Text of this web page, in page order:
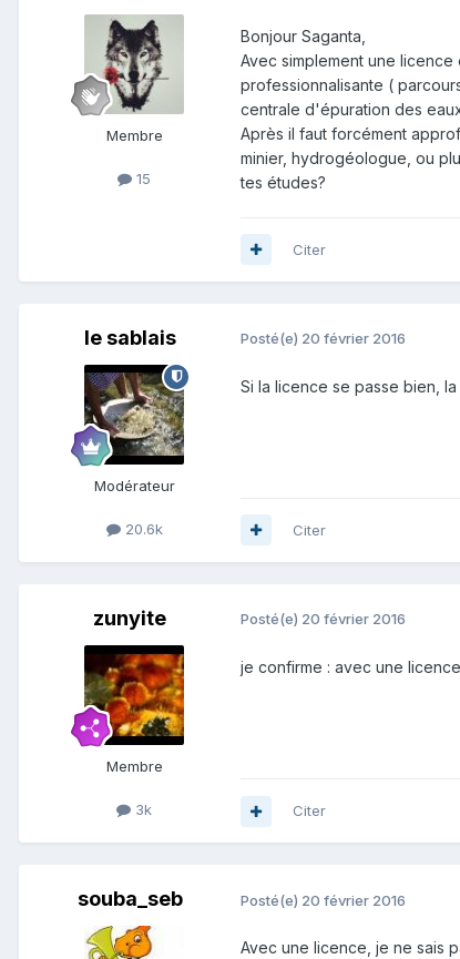
Membre
15
Bonjour Saganta,
Avec simplement une
professionnalisante (
centrale d'épuration des
Après il faut forcément
minier, hydrogéologue, ou
tes études?
Citer
le sablais
Modérateur
20.6k
Posté(e) 20 février 2016
Si la licence se passe bien,
Citer
zunyite
Membre
3k
Posté(e) 20 février 2016
je confirme : avec une
Citer
souba_seb Posté(e) 20 février 2016
Avec une licence, je ne sais